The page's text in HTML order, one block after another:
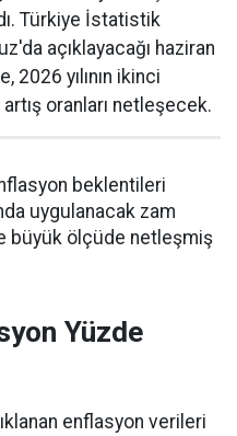
Türkiye İstatistik
açıklayacağı haziran
2026 yılının ikinci
oranları netleşecek.
beklentileri
uygulanacak zam
büyük ölçüde netleşmiş
Yüzde
enflasyon verileri